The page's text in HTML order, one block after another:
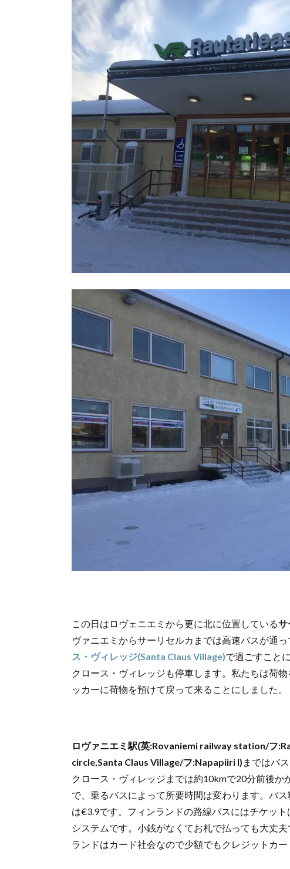
この日はロヴェニエミから更に北に位置しているサ
ヴァニエミからサーリセルカまでは高速バスが通
ス・ヴィレッジ(Santa Claus Village)で過ごすこと
クロース・ヴィレッジも停車します。私たちは荷
ッカーに荷物を預けて戻って来ることにしました。
ロヴァニエミ駅(英:Rovaniemi railway station/フ
circle,Santa Claus Village/フ:Napapiiri I) まではバ
クロース・ヴィレッジまでは約10kmで20分前後
で、乗るバスによって所要時間は変わります。バ
は€3.9です。フィンランドの路線バスにはチケッ
システムです。小銭がなくてお札で払っても大丈
ランドはカード社会なので少額でもクレジットカー